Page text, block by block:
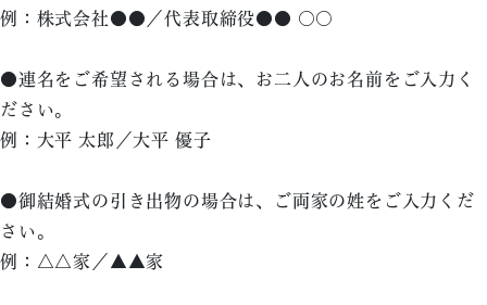
例：株式会社●●／代表取締役●● 〇〇
●連名をご希望される場合は、お二人のお名前をご入力く
ださい。
例：大平 太郎／大平 優子
●御結婚式の引き出物の場合は、ご両家の姓をご入力くだ
さい。
例：△△家／▲▲家